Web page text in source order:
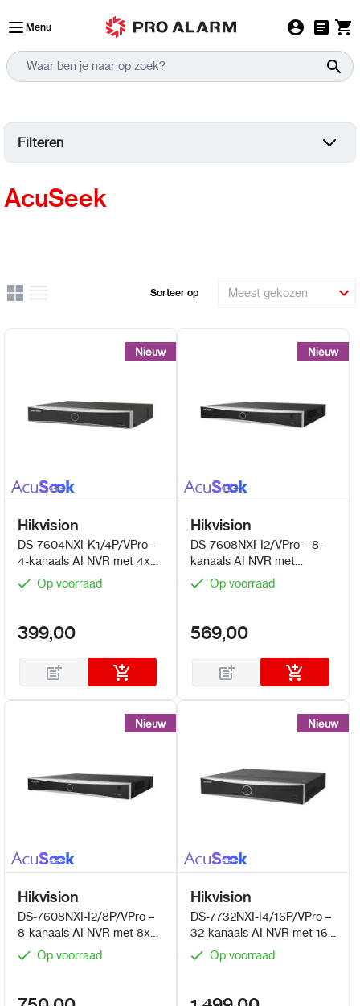
Menu
Filteren
AcuSeek
Uitzicht
Rooster
Lijst Sorteer op
Nieuw
Nieuw
Hikvision
DS-7604NXI-K1/4P/VPro -
4-kanaals AI NVR met 4x
PoE en AcuSeek en
Guanlan AI
Op voorraad
399,00
Nieuw
Nieuw
Hikvision
DS-7608NXI-I2/VPro – 8-
kanaals AI NVR met
AcuSeek en Guanlan AI
Op voorraad
569,00
Nieuw
Nieuw
Hikvision
DS-7608NXI-I2/8P/VPro –
8-kanaals AI NVR met 8x
PoE en AcuSeek en
Guanlan AI
Op voorraad
Nieuw
Nieuw
Hikvision
DS-7732NXI-I4/16P/VPro –
32-kanaals AI NVR met 16x
PoE NVR en AcuSeek en
Guanlan AI
Op voorraad